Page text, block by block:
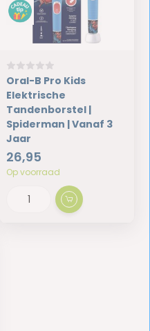
Oral-B Pro Kids
Elektrische
Tandenborstel |
Spiderman | Vanaf 3
Jaar
26,95
Op voorraad